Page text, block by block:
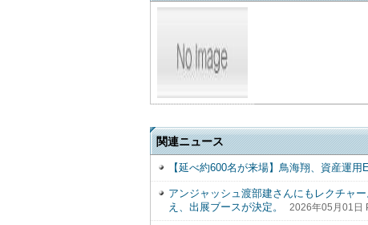
関連ニュース
【延べ約600名が来場】鳥海翔、資産運
アンジャッシュ渡部建さんにもレクチャ
え、出展ブースが決定。
2026年05月01日